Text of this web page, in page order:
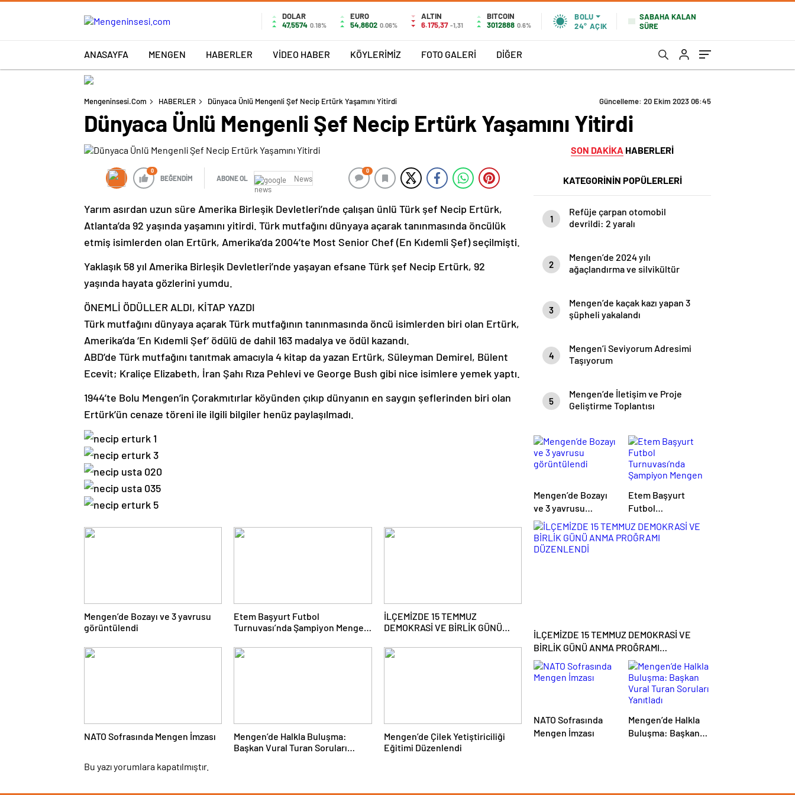
DOLAR
47,5574 0.18%
EURO
54,8602 0.06%
ALTIN
6.175,37 -1,31
BITCOIN
3012888 0.6%
BOLU
24° AÇIK
SABAHA KALAN
SÜRE
ANASAYFA MENGEN HABERLER VİDEO HABER KÖYLERİMİZ FOTO GALERİ DİĞER
Mengeninsesi.com HABERLER Dünyaca Ünlü Mengenli Şef Necip Ertürk Yaşamını Yitirdi Güncelleme: 20 Ekim 2023 06:45
Dünyaca Ünlü Mengenli Şef Necip Ertürk Yaşamını Yitirdi
0
BEĞENDİM ABONE OL News
0
Yarım asırdan uzun süre Amerika Birleşik Devletleri’nde çalışan ünlü Türk şef Necip Ertürk,
Atlanta’da 92 yaşında yaşamını yitirdi. Türk mutfağını dünyaya açarak tanınmasında öncülük
etmiş isimlerden olan Ertürk, Amerika’da 2004’te Most Senior Chef (En Kıdemli Şef) seçilmişti.
Yaklaşık 58 yıl Amerika Birleşik Devletleri’nde yaşayan efsane Türk şef Necip Ertürk, 92
yaşında hayata gözlerini yumdu.
ÖNEMLİ ÖDÜLLER ALDI, KİTAP YAZDI
Türk mutfağını dünyaya açarak Türk mutfağının tanınmasında öncü isimlerden biri olan Ertürk,
Amerika’da ‘En Kıdemli Şef’ ödülü de dahil 163 madalya ve ödül kazandı.
ABD’de Türk mutfağını tanıtmak amacıyla 4 kitap da yazan Ertürk, Süleyman Demirel, Bülent
Ecevit; Kraliçe Elizabeth, İran Şahı Rıza Pehlevi ve George Bush gibi nice isimlere yemek yaptı.
1944’te Bolu Mengen’in Çorakmıtırlar köyünden çıkıp dünyanın en saygın şeflerinden biri olan
Ertürk’ün cenaze töreni ile ilgili bilgiler henüz paylaşılmadı.
Mengen’de Bozayı ve 3 yavrusu
görüntülendi
Etem Başyurt Futbol
Turnuvası’nda Şampiyon Mengen
İLÇEMİZDE 15 TEMMUZ
DEMOKRASİ VE BİRLİK GÜNÜ
NATO Sofrasında Mengen İmzası
Mengen’de Halkla Buluşma:
Başkan Vural Turan Soruları
Mengen’de Çilek Yetiştiriciliği
Eğitimi Düzenlendi
Bu yazı yorumlara kapatılmıştır.
SON DAKİKA HABERLERİ
KATEGORİNİN POPÜLERLERİ
1
Refüje çarpan otomobil
devrildi: 2 yaralı
2
Mengen’de 2024 yılı
ağaçlandırma ve silvikültür
3
Mengen’de kaçak kazı yapan 3
şüpheli yakalandı
4
Mengen’i Seviyorum Adresimi
Taşıyorum
5
Mengen’de İletişim ve Proje
Geliştirme Toplantısı
Mengen’de Bozayı
ve 3 yavrusu
görüntülendi
Etem Başyurt
Futbol
Turnuvası’nda
Şampiyon Mengen
İLÇEMİZDE 15 TEMMUZ DEMOKRASİ VE
BİRLİK GÜNÜ ANMA PROĞRAMI
DÜZENLENDİ
NATO Sofrasında
Mengen İmzası
Mengen’de Halkla
Buluşma: Başkan